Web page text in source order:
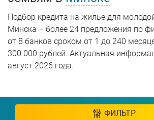
Подбор кредита на жилье для
Минска – более 24 предложения по
от 8 банков сроком от 1 до 240
300 000 рублей. Актуальная
август 2026 года.
ФИЛЬТР